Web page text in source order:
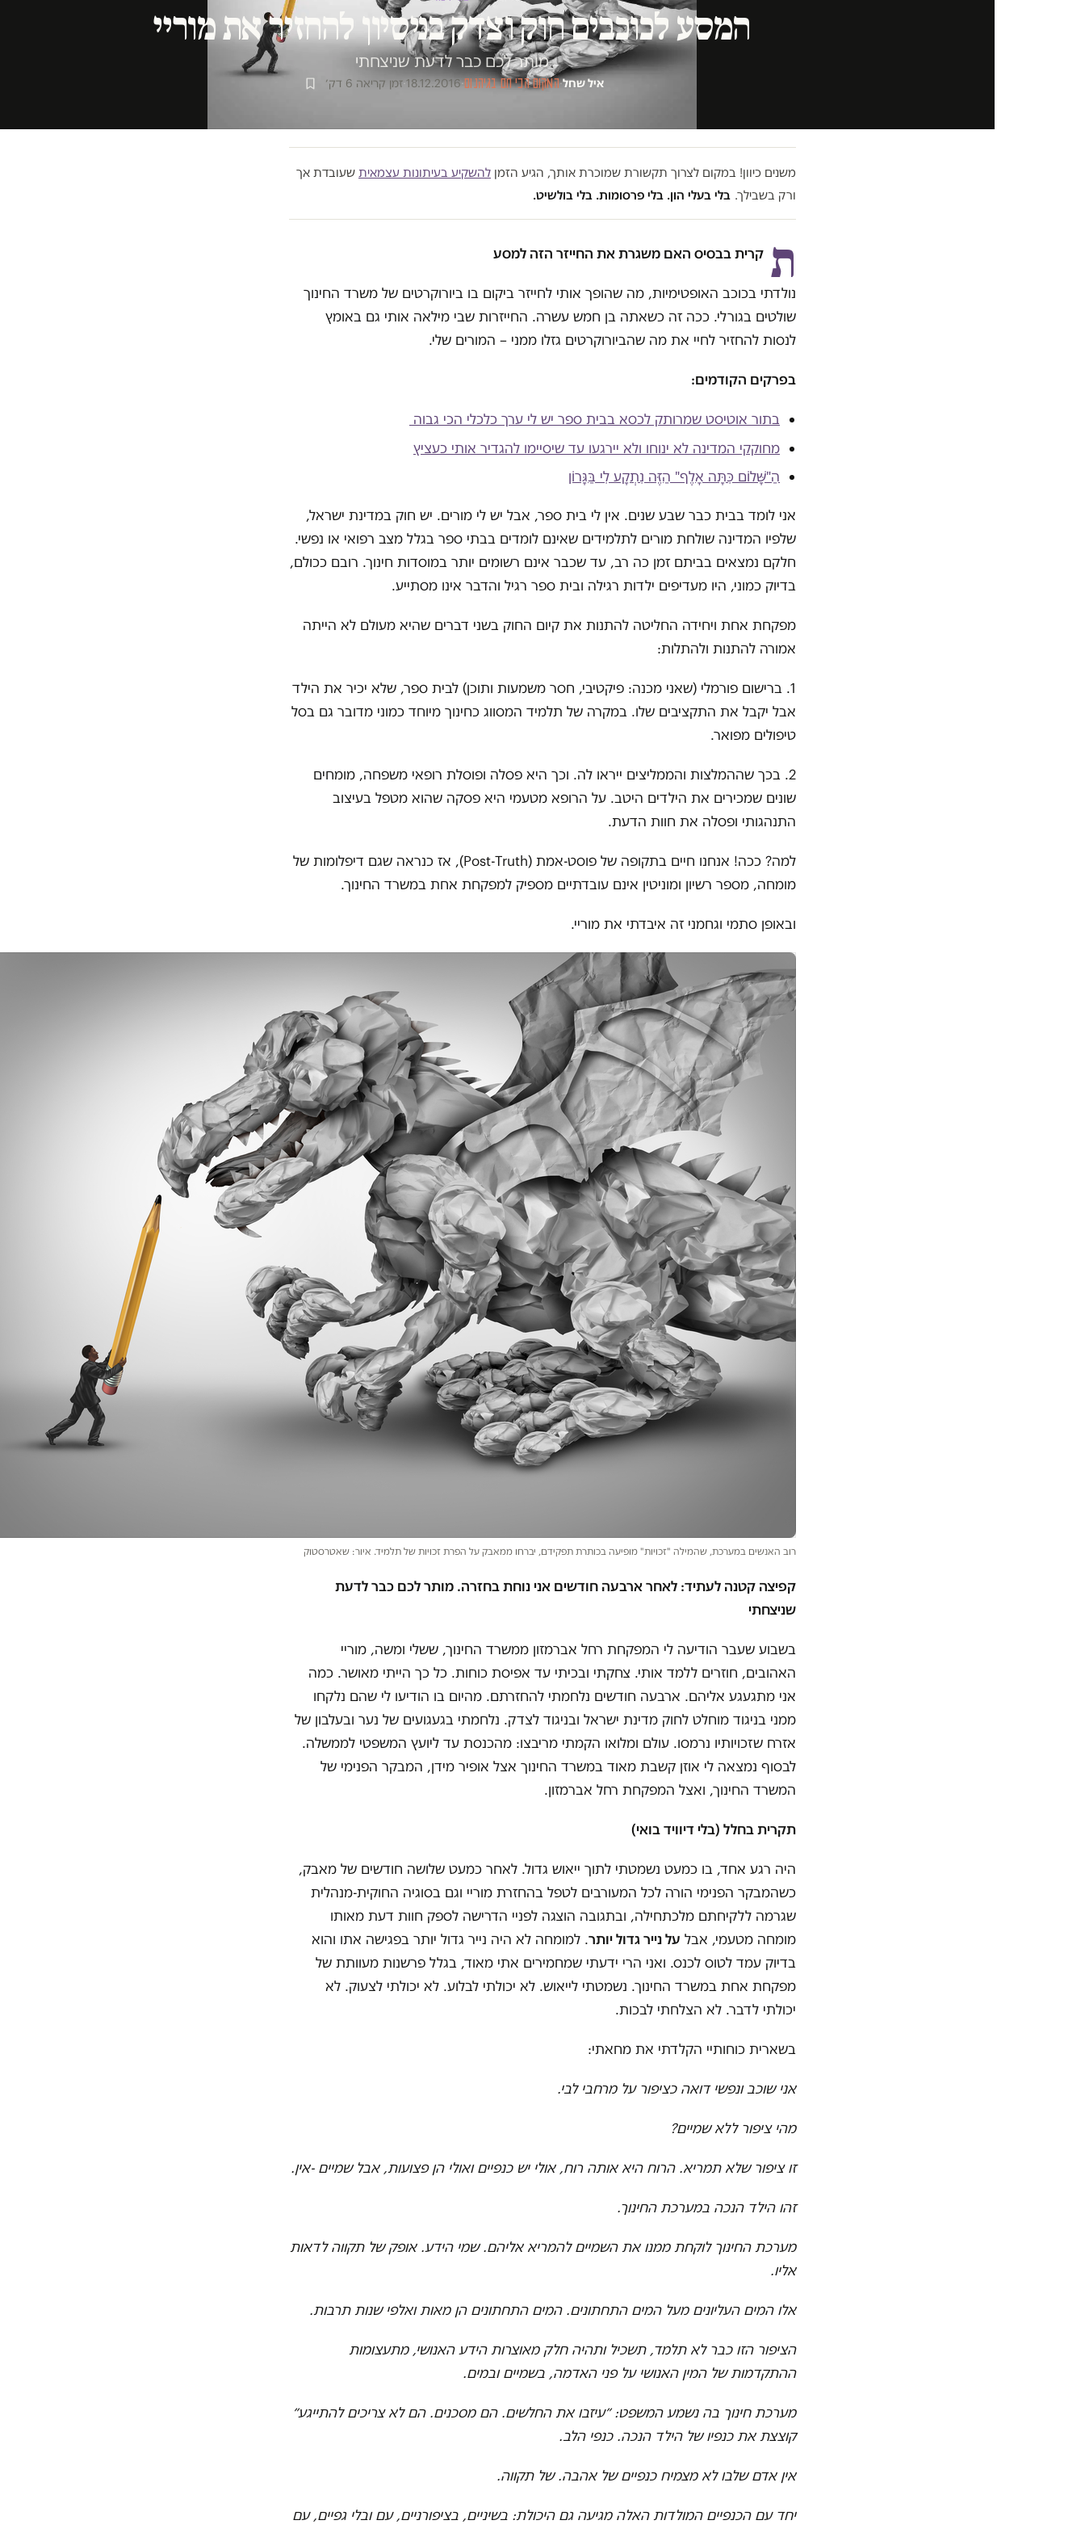
המסע לכוכבים חוק וצדק בניסיון להחזיר את מוריי
מותר לכם כבר לדעת שניצחתי
איל שחל·המקום הכי חם בגיהנום·
18.12.2016
·זמן קריאה 6 דק׳
משנים כיוון! במקום לצרוך תקשורת שמוכרת אותך, הגיע הזמן להשקיע בעיתונות עצמאית שעובדת אך
ורק בשבילך. בלי בעלי הון. בלי פרסומות. בלי בולשיט.
ת קרית בבסיס האם משגרת את החייזר הזה למסע
נולדתי בכוכב האופטימיות, מה שהופך אותי לחייזר ביקום בו ביורוקרטים של משרד החינוך
שולטים בגורלי. ככה זה כשאתה בן חמש עשרה. החייזרות שבי מילאה אותי גם באומץ
לנסות להחזיר לחיי את מה שהביורוקרטים גזלו ממני – המורים שלי.
בפרקים הקודמים:
בתור אוטיסט שמרותק לכסא בבית ספר יש לי ערך כלכלי הכי גבוה
מחוקקי המדינה לא ינוחו ולא יירגעו עד שיסיימו להגדיר אותי כעציץ
הַ"שָּׁלוֹם כִּתָּה אָלֶף" הַזֶּה נִתְקָע לִי בַּגָּרוֹן
אני לומד בבית כבר שבע שנים. אין לי בית ספר, אבל יש לי מורים. יש חוק במדינת ישראל,
שלפיו המדינה שולחת מורים לתלמידים שאינם לומדים בבתי ספר בגלל מצב רפואי או נפשי.
חלקם נמצאים בביתם זמן כה רב, עד שכבר אינם רשומים יותר במוסדות חינוך. רובם ככולם,
בדיוק כמוני, היו מעדיפים ילדות רגילה ובית ספר רגיל והדבר אינו מסתייע.
מפקחת אחת ויחידה החליטה להתנות את קיום החוק בשני דברים שהיא מעולם לא הייתה
אמורה להתנות ולהתלות:
1. ברישום פורמלי (שאני מכנה: פיקטיבי, חסר משמעות ותוכן) לבית ספר, שלא יכיר את הילד
אבל יקבל את התקציבים שלו. במקרה של תלמיד המסווג כחינוך מיוחד כמוני מדובר גם בסל
טיפולים מפואר.
2. בכך שההמלצות והממליצים ייראו לה. וכך היא פסלה ופוסלת רופאי משפחה, מומחים
שונים שמכירים את הילדים היטב. על הרופא מטעמי היא פסקה שהוא מטפל בעיצוב
התנהגותי ופסלה את חוות הדעת.
למה? ככה! אנחנו חיים בתקופה של פוסט-אמת (Post-Truth), אז כנראה שגם דיפלומות של
מומחה, מספר רשיון ומוניטין אינם עובדתיים מספיק למפקחת אחת במשרד החינוך.
ובאופן סתמי וגחמני זה איבדתי את מוריי.
רוב האנשים במערכת, שהמילה "זכויות" מופיעה בכותרת תפקידם, יברחו ממאבק על הפרת זכויות של תלמיד. איור: שאטרסטוק
קפיצה קטנה לעתיד: לאחר ארבעה חודשים אני נוחת בחזרה. מותר לכם כבר לדעת
שניצחתי
בשבוע שעבר הודיעה לי המפקחת רחל אברמזון ממשרד החינוך, ששלי ומשה, מוריי
האהובים, חוזרים ללמד אותי. צחקתי ובכיתי עד אפיסת כוחות. כל כך הייתי מאושר. כמה
אני מתגעגע אליהם. ארבעה חודשים נלחמתי להחזרתם. מהיום בו הודיעו לי שהם נלקחו
ממני בניגוד מוחלט לחוק מדינת ישראל ובניגוד לצדק. נלחמתי בגעגועים של נער ובעלבון של
אזרח שזכויותיו נרמסו. עולם ומלואו הקמתי מריבצו: מהכנסת עד ליועץ המשפטי לממשלה.
לבסוף נמצאה לי אוזן קשבת מאוד במשרד החינוך אצל אופיר מידן, המבקר הפנימי של
המשרד החינוך, ואצל המפקחת רחל אברמזון.
תקרית בחלל (בלי דיוויד בואי)
היה רגע אחד, בו כמעט נשמטתי לתוך ייאוש גדול. לאחר כמעט שלושה חודשים של מאבק,
כשהמבקר הפנימי הורה לכל המעורבים לטפל בהחזרת מוריי וגם בסוגיה החוקית-מנהלית
שגרמה ללקיחתם מלכתחילה, ובתגובה הוצגה לפניי הדרישה לספק חוות דעת מאותו
מומחה מטעמי, אבל על נייר גדול יותר. למומחה לא היה נייר גדול יותר בפגישה אתו והוא
בדיוק עמד לטוס לכנס. ואני הרי ידעתי שמחמירים אתי מאוד, בגלל פרשנות מעוותת של
מפקחת אחת במשרד החינוך. נשמטתי לייאוש. לא יכולתי לבלוע. לא יכולתי לצעוק. לא
יכולתי לדבר. לא הצלחתי לבכות.
בשארית כוחותיי הקלדתי את מחאתי:
אני שוכב ונפשי דואה כציפור על מרחבי לבי.
מהי ציפור ללא שמיים?
זו ציפור שלא תמריא. הרוח היא אותה רוח, אולי יש כנפיים ואולי הן פצועות, אבל שמיים -אין.
זהו הילד הנכה במערכת החינוך.
מערכת החינוך לוקחת ממנו את השמיים להמריא אליהם. שמי הידע. אופק של תקווה לדאות
אליו.
אלו המים העליונים מעל המים התחתונים. המים התחתונים הן מאות ואלפי שנות תרבות.
הציפור הזו כבר לא תלמד, תשכיל ותהיה חלק מאוצרות הידע האנושי, מתעצומות
ההתקדמות של המין האנושי על פני האדמה, בשמיים ובמים.
מערכת חינוך בה נשמע המשפט: ״עיזבו את החלשים. הם מסכנים. הם לא צריכים להתייגע״
קוצצת את כנפיו של הילד הנכה. כנפי הלב.
אין אדם שלבו לא מצמיח כנפיים של אהבה. של תקווה.
יחד עם הכנפיים המולדות האלה מגיעה גם היכולת: בשיניים, בציפורניים, עם ובלי גפיים, עם